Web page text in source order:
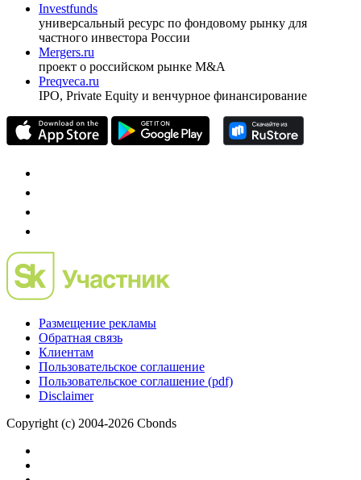
Investfunds
универсальный ресурс по фондовому рынку для
частного инвестора России
Mergers.ru
проект о российском рынке M&A
Preqveca.ru
IPO, Private Equity и венчурное финансирование
Размещение рекламы
Обратная связь
Клиентам
Пользовательское соглашение
Пользовательское соглашение (pdf)
Disclaimer
Copyright (c) 2004-2026 Cbonds